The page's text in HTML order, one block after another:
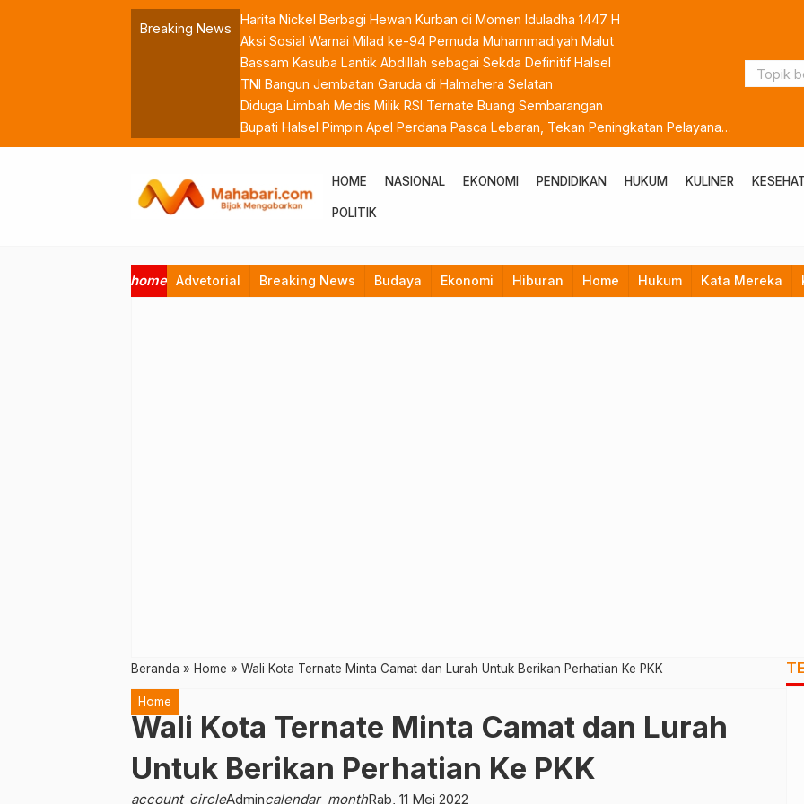
Breaking News
Harita Nickel Berbagi Hewan Kurban di Momen Iduladha 1447 H
Aksi Sosial Warnai Milad ke-94 Pemuda Muhammadiyah Malut
Bassam Kasuba Lantik Abdillah sebagai Sekda Definitif Halsel
TNI Bangun Jembatan Garuda di Halmahera Selatan
Diduga Limbah Medis Milik RSI Ternate Buang Sembarangan
Bupati Halsel Pimpin Apel Perdana Pasca Lebaran, Tekan Peningkatan Pelayanan
ASN
HOME NASIONAL EKONOMI PENDIDIKAN HUKUM KULINER
POLITIK
home Advetorial Breaking News Budaya Ekonomi Hiburan Home Hukum Kata Mereka
Beranda » Home » Wali Kota Ternate Minta Camat dan Lurah Untuk Berikan Perhatian Ke PKK
Home
Wali Kota Ternate Minta Camat dan Lurah
Untuk Berikan Perhatian Ke PKK
account_circleAdmincalendar_monthRab, 11 Mei 2022